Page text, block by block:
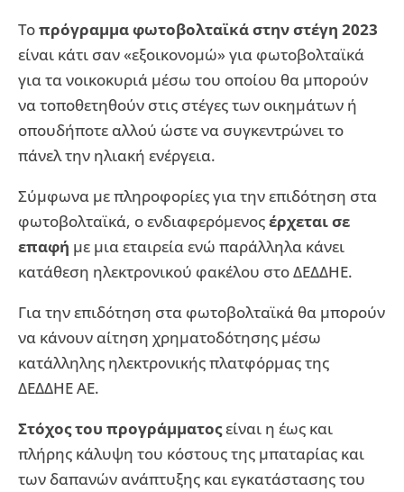
Τοπρόγραμμα φωτοβολταϊκά στην στέγη 2023
είναι κάτι σαν «εξοικονομώ» για φωτοβολταϊκά
για τα νοικοκυριά μέσω του οποίου θα μπορούν
να τοποθετηθούν στις στέγες των οικημάτων ή
οπουδήποτε αλλού ώστε να συγκεντρώνει το
πάνελ την ηλιακή ενέργεια.
Σύμφωνα με πληροφορίες για την επιδότηση στα
φωτοβολταϊκά, ο ενδιαφερόμενοςέρχεται σε
επαφή με μια εταιρεία ενώ παράλληλα κάνει
κατάθεση ηλεκτρονικού φακέλου στο ΔΕΔΔΗΕ.
Για την επιδότηση στα φωτοβολταϊκά θα μπορούν
να κάνουν αίτηση χρηματοδότησης μέσω
κατάλληλης ηλεκτρονικής πλατφόρμας της
ΔΕΔΔΗΕ ΑΕ.
Στόχος του προγράμματοςείναι η έως και
πλήρης κάλυψη του κόστους της μπαταρίας και
των δαπανών ανάπτυξης και εγκατάστασης του